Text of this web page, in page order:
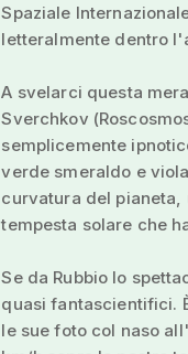
Spaziale
letteralmente dentro
A svelarci questa
Sverchkov
semplicemente
verde smeraldo e
curvatura del
tempesta solare che
Se da Rubbio lo
quasi fantascientifici.
le sue foto col naso